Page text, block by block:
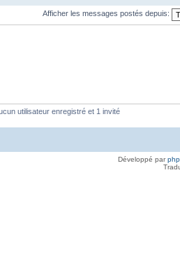
Afficher les messages postés depuis:
utilisateur enregistré et 1 invité
Développé par